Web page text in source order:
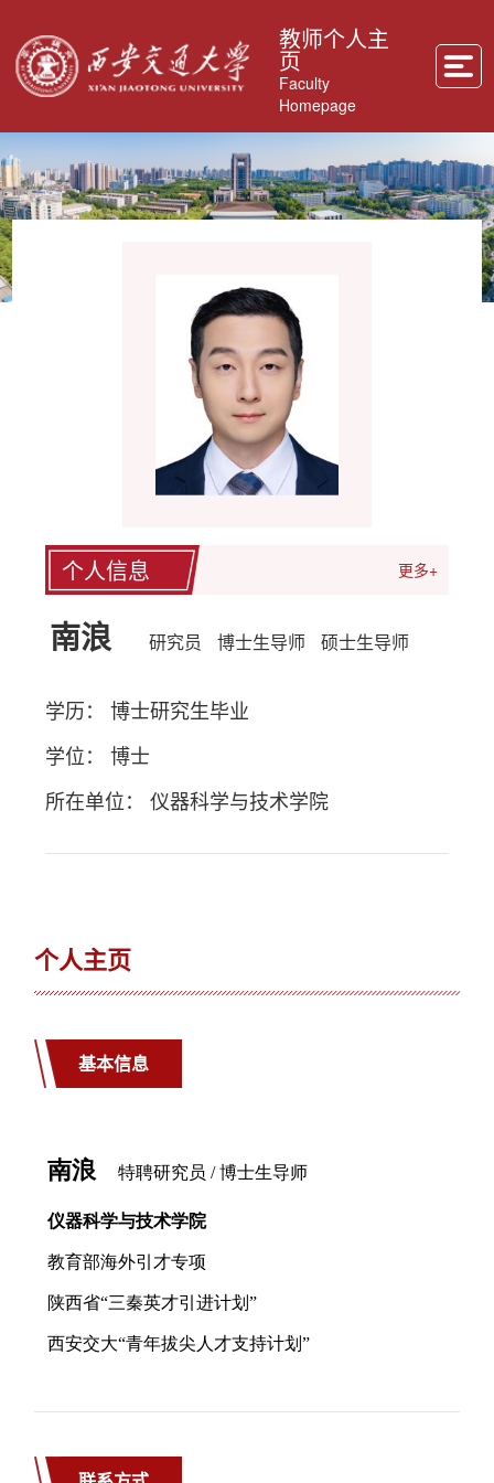
教师个人主
页
Faculty
Homepage
个人信息 更多+
南浪 研究员 博士生导师 硕士生导师
学历： 博士研究生毕业
学位： 博士
所在单位： 仪器科学与技术学院
个人主页
基本信息